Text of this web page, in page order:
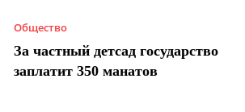
Общество
За частный детсад государство
заплатит 350 манатов